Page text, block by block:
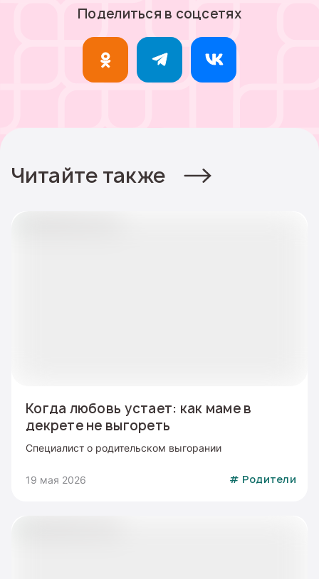
Поделиться в соцсетях
Читайте также
Когда любовь устает: как маме в
декрете не выгореть
Специалист о родительском выгорании
19 мая 2026 # Родители